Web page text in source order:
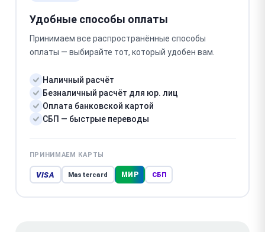
Удобные способы оплаты
Принимаем все распространённые способы
оплаты — выбирайте тот, который удобен вам.
Наличный расчёт
Безналичный расчёт для юр. лиц
Оплата банковской картой
СБП — быстрые переводы
ПРИНИМАЕМ КАРТЫ
VISA Mastercard МИР СБП